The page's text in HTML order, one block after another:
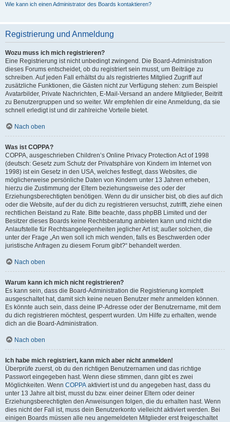
Wie kann ich einen Administrator des Boards kontaktieren?
Registrierung und Anmeldung
Wozu muss ich mich registrieren?
Eine Registrierung ist nicht unbedingt zwingend. Die Board-Administration
dieses Forums entscheidet, ob du registriert sein musst, um Beiträge zu
schreiben. Auf jeden Fall erhältst du als registriertes Mitglied Zugriff auf
zusätzliche Funktionen, die Gästen nicht zur Verfügung stehen: zum Beispiel
Avatarbilder, Private Nachrichten, E-Mail-Versand an andere Mitglieder, Beitritt
zu Benutzergruppen und so weiter. Wir empfehlen dir eine Anmeldung, da sie
schnell erledigt ist und dir zahlreiche Vorteile bietet.
Nach oben
Was ist COPPA?
COPPA, ausgeschrieben Children’s Online Privacy Protection Act of 1998
(deutsch: Gesetz zum Schutz der Privatsphäre von Kindern im Internet von
1998) ist ein Gesetz in den USA, welches festlegt, dass Websites, die
möglicherweise persönliche Daten von Kindern unter 13 Jahren erheben,
hierzu die Zustimmung der Eltern beziehungsweise des oder der
Erziehungsberechtigten benötigen. Wenn du dir unsicher bist, ob dies auf dich
oder die Website, auf der du dich zu registrieren versuchst, zutrifft, ziehe einen
rechtlichen Beistand zu Rate. Bitte beachte, dass phpBB Limited und der
Besitzer dieses Boards keine Rechtsberatung anbieten kann und nicht die
Anlaufstelle für Rechtsangelegenheiten jeglicher Art ist; außer solchen, die
unter der Frage „An wen soll ich mich wenden, falls es Beschwerden oder
juristische Anfragen zu diesem Forum gibt?“ behandelt werden.
Nach oben
Warum kann ich mich nicht registrieren?
Es kann sein, dass die Board-Administration die Registrierung komplett
ausgeschaltet hat, damit sich keine neuen Benutzer mehr anmelden können.
Es könnte auch sein, dass deine IP-Adresse oder der Benutzername, mit dem
du dich registrieren möchtest, gesperrt wurden. Um Hilfe zu erhalten, wende
dich an die Board-Administration.
Nach oben
Ich habe mich registriert, kann mich aber nicht anmelden!
Überprüfe zuerst, ob du den richtigen Benutzernamen und das richtige
Passwort eingegeben hast. Wenn diese stimmen, dann gibt es zwei
Möglichkeiten. Wenn COPPA aktiviert ist und du angegeben hast, dass du
unter 13 Jahre alt bist, musst du bzw. einer deiner Eltern oder deiner
Erziehungsberechtigten den Anweisungen folgen, die du erhalten hast. Wenn
dies nicht der Fall ist, muss dein Benutzerkonto vielleicht aktiviert werden. Bei
einigen Boards müssen alle neu angemeldeten Mitglieder erst freigeschaltet